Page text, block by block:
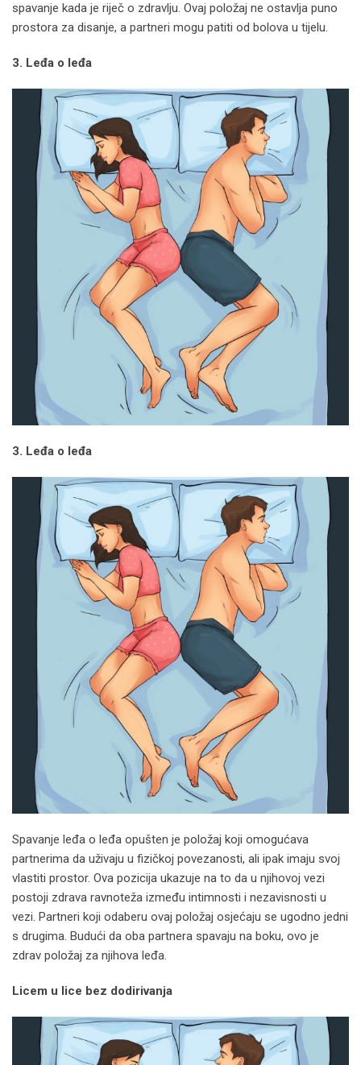
spavanje kada je riječ o zdravlju. Ovaj položaj ne ostavlja puno
prostora za disanje, a partneri mogu patiti od bolova u tijelu.
3. Leđa o leđa
3. Leđa o leđa
Spavanje leđa o leđa opušten je položaj koji omogućava
partnerima da uživaju u fizičkoj povezanosti, ali ipak imaju svoj
vlastiti prostor. Ova pozicija ukazuje na to da u njihovoj vezi
postoji zdrava ravnoteža između intimnosti i nezavisnosti u
vezi. Partneri koji odaberu ovaj položaj osjećaju se ugodno jedni
s drugima. Budući da oba partnera spavaju na boku, ovo je
zdrav položaj za njihova leđa.
Licem u lice bez dodirivanja